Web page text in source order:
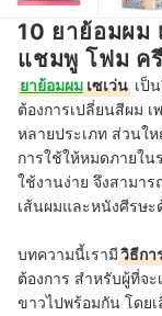
10 ยาย้อมผม
แชมพู โฟม ค
ยาย้อมผมเซเว่น เป็
ต้องการเปลี่ยนสีผม เ
หลายประเภท ส่วนใ
การใช้ให้หมดภายใ
ใช้งานง่าย จึงสามา
เส้นผมและหนังศีรษะ
บทความนี้เรามีวิธีกา
ต้องการ สำหรับผู้ที่จ
ขาวไปพร้อมกัน โดย